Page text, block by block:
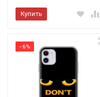
Купить
- 6%